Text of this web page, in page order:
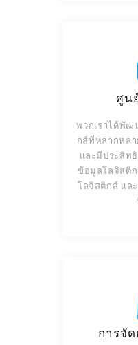
ศูน
พวกเราได้พัฒ
กส์ที่หลากหล
และมีประสิท
ข้อมูลโลจิสติ
โลจิสติกส์ แล
การจั